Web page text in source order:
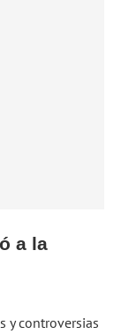
a la
y controversias